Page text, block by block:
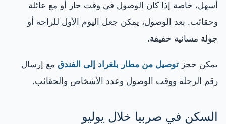
أسهل، خاصة إذا كان الوصول في وقت حار أو مع عائلة
وحقائب. بعد الوصول، يمكن جعل اليوم الأول للراحة أو
جولة مسائية خفيفة.
يمكن حجز توصيل من مطار بلغراد إلى الفندق مع إرسال
رقم الرحلة ووقت الوصول وعدد الأشخاص والحقائب.
السكن في صربيا خلال يوليو